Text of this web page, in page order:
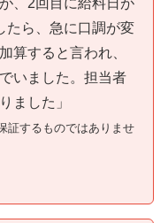
たら、急に口調が変
算すると言われ、
いました。担当者
ました」
証するものではありませ